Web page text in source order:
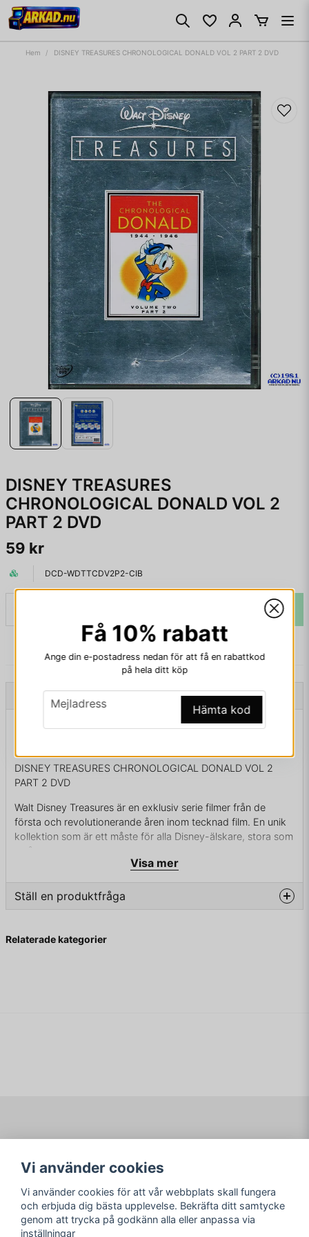
Hem DISNEY TREASURES CHRONOLOGICAL DONALD VOL 2 PART 2 DVD
DISNEY TREASURES
CHRONOLOGICAL DONALD VOL 2
PART 2 DVD
59 kr
DCD-WDTTCDV2P2-CIB
Beskrivning
Beskrivning av DISNEY TREASURES
DISNEY TREASURES CHRONOLOGICAL DONALD VOL 2
PART 2 DVD
Walt Disney Treasures är en exklusiv serie filmer från de
första och revolutionerande åren inom tecknad film. En unik
kollektion som är ett måste för alla Disney-älskare, stora som
små.
KOMPLETT I BOX
Visa mer
Ställ en produktfråga
Fråga oss något om denna produkten...
Relaterade kategorier
Få 10% rabatt
Ange din e-postadress nedan för att få en rabattkod
på hela ditt köp
email
Mejladress Hämta kod
Köpvillkor
Logga in
Glömt lösenord?
Sociala medier arkad.nu
Vi använder cookies
Vi använder cookies för att vår webbplats skall fungera
och erbjuda dig bästa upplevelse. Bekräfta ditt samtycke
genom att trycka på godkänn alla eller anpassa via
inställningar